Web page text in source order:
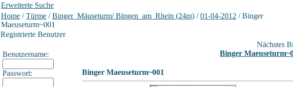
Erweiterte Suche
Home /Türme /Binger_Mäuseturm/ Bingen_am_Rhein (24m) /01-04-2012 / Binger
Maeuseturm~001
Registrierte Benutzer
Benutzername:
Passwort:
Nächstes
Binger
Binger Maeuseturm~001